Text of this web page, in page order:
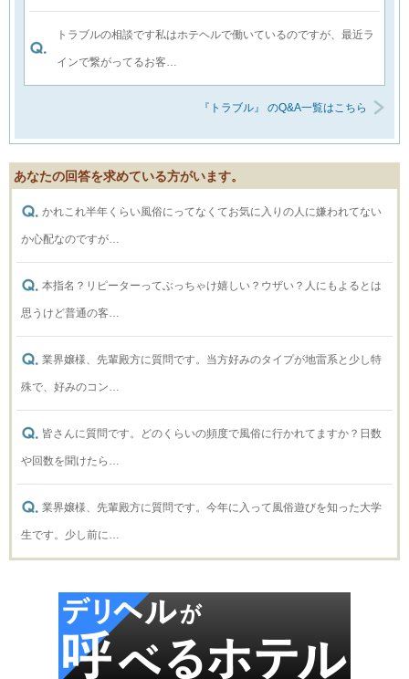
トラブルの相談です私はホテヘルで働いているのですが、最近ラ
インで繋がってるお客…
『トラブル』 のQ&A一覧はこちら
あなたの回答を求めている方がいます。
かれこれ半年くらい風俗にってなくてお気に入りの人に嫌われてない
か心配なのですが…
本指名？リピーターってぶっちゃけ嬉しい？ウザい？人にもよるとは
思うけど普通の客…
業界嬢様、先輩殿方に質問です。当方好みのタイプが地雷系と少し特
殊で、好みのコン…
皆さんに質問です。どのくらいの頻度で風俗に行かれてますか？日数
や回数を聞けたら…
業界嬢様、先輩殿方に質問です。今年に入って風俗遊びを知った大学
生です。少し前に…